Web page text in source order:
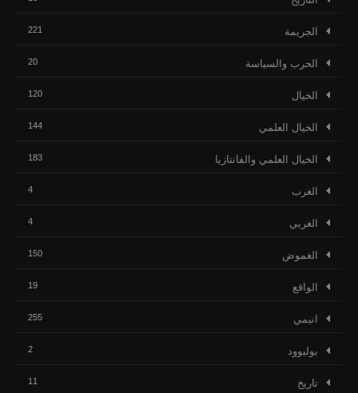
الجريمة 221
الحرب والسياسة 20
الخيال 120
الخيال العلمي 144
الخيال العلمي والفانتازيا 183
الغرب 4
الغربي 4
الغموض 150
الواقع 19
انيمي 255
بوليوود 2
تاريخ 11